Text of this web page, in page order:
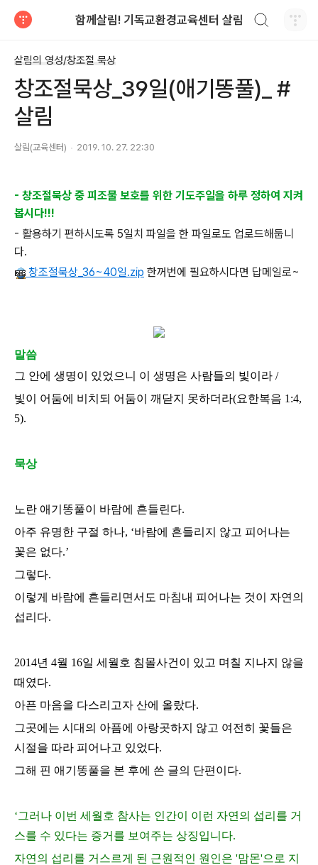
함께살림! 기독교환경교육센터 살림
살림의 영성/창조절 묵상
창조절묵상_39일(애기똥풀)_ #
살림
살림(교육센터) 2019. 10. 27. 22:30
- 창조절묵상 중 피조물 보호를 위한 기도주일을 하루 정하여 지켜
봅시다!!!
- 활용하기 편하시도록 5일치 파일을 한 파일로도 업로드해둡니
다.
창조절묵상_36~40일.zip 한꺼번에 필요하시다면 답메일로~
말씀
그 안에 생명이 있었으니 이 생명은 사람들의 빛이라 /
빛이 어둠에 비치되 어둠이 깨닫지 못하더라(요한복음 1:4,
5).
묵상
노란 애기똥풀이 바람에 흔들린다.
아주 유명한 구절 하나, ‘바람에 흔들리지 않고 피어나는
꽃은 없다.’
그렇다.
이렇게 바람에 흔들리면서도 마침내 피어나는 것이 자연의
섭리다.
2014년 4월 16일 세월호 침몰사건이 있고 며칠 지나지 않을
때였다.
아픈 마음을 다스리고자 산에 올랐다.
그곳에는 시대의 아픔에 아랑곳하지 않고 여전히 꽃들은
시절을 따라 피어나고 있었다.
그해 핀 애기똥풀을 본 후에 쓴 글의 단편이다.
‘그러나 이번 세월호 참사는 인간이 이런 자연의 섭리를 거
스를 수 있다는 증거를 보여주는 상징입니다.
자연의 섭리를 거스르게 된 근원적인 원인은 '맘몬'으로 지